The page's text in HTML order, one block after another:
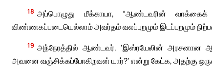
18 அப்பொழுது மீக்காயா, “ஆண்டவரின்
விண்ணகப்படையெல்லாம் அவர்தம் வலப்புறமும் இடப்புறமும்
19 அந்நேரத்தில் ஆண்டவர், ‘இஸ்ரயேலின் அரசனான
அவனை வஞ்சிக்கப்போகிறவன் யார்?’ என்று கேட்க,